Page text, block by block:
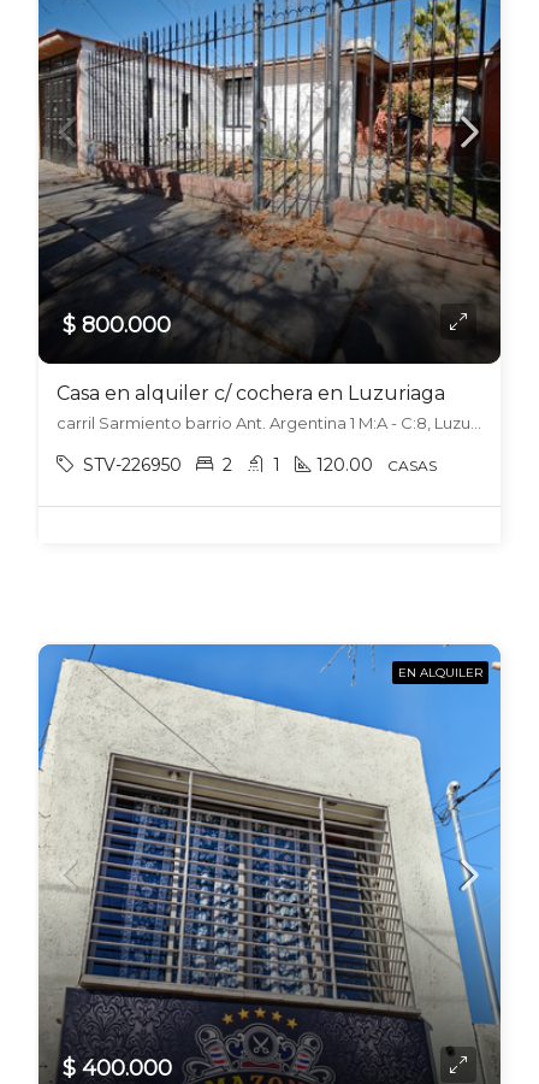
$ 800.000
Casa en alquiler c/ cochera en Luzuriaga
carril Sarmiento barrio Ant. Argentina 1 M:A - C:8, Luzuriaga, Maipú
STV-226950 2 1 120.00 CASAS
EN ALQUILER
$ 400.000